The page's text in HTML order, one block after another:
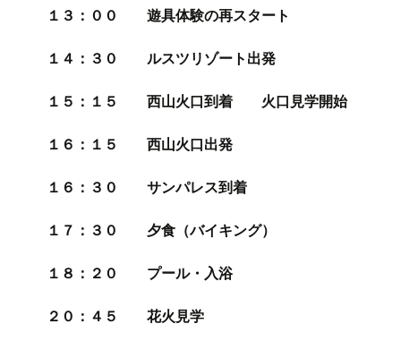
１３：００ 遊具体験の再スタート
１４：３０ ルスツリゾート出発
１５：１５ 西山火口到着 火口見学開始
１６：１５ 西山火口出発
１６：３０ サンパレス到着
１７：３０ 夕食（バイキング）
１８：２０ プール・入浴
２０：４５ 花火見学